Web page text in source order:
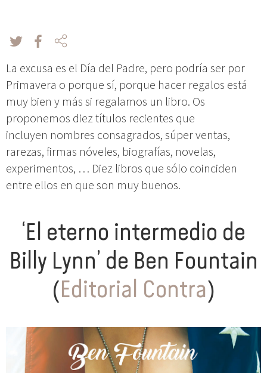
La excusa es el Día del Padre, pero podría ser por
Primavera o porque sí, porque hacer regalos está
muy bien y más si regalamos un libro. Os
proponemos diez títulos recientes que
incluyen nombres consagrados, súper ventas,
rarezas, firmas nóveles, biografías, novelas,
experimentos, … Diez libros que sólo coinciden
entre ellos en que son muy buenos.
‘El eterno intermedio de
Billy Lynn’ de Ben Fountain
(Editorial Contra)